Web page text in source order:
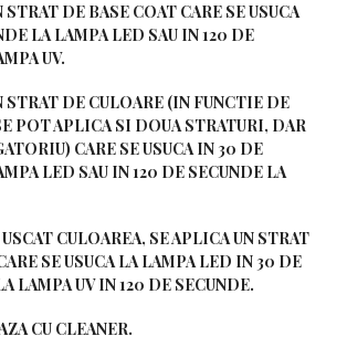
STRAT DE BASE COAT CARE SE USUCA
LA LAMPA LED SAU IN 120 DE
UV.
STRAT DE CULOARE (IN FUNCTIE DE
POT APLICA SI DOUA STRATURI, DAR
CARE SE USUCA IN 30 DE
LED SAU IN 120 DE SECUNDE LA
CULOAREA, SE APLICA UN STRAT
SE USUCA LA LAMPA LED IN 30 DE
LAMPA UV IN 120 DE SECUNDE.
CU CLEANER.